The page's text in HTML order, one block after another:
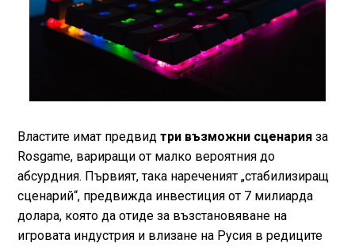
Властите имат предвидтри възможни сценарияза
Rosgame, вариращи от малко вероятния до
абсурдния. Първият, така нареченият „стабилизиращ
сценарий“, предвижда инвестиция от 7 милиарда
долара, която да отиде за възстановяване на
игровата индустрия и влизане на Русия в редиците